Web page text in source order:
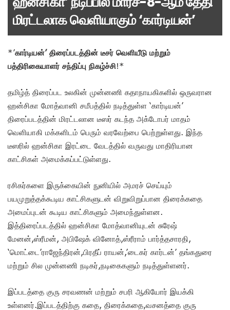
மிரட்டலாக வெளியாகும் ‘கார்டியன்’
*’கார்டியன்’ திரைப்படத்தின் டீசர் வெளியீடு மற்றும்
பத்திரிகையாளர் சந்திப்பு நிகழ்ச்சி!*
தமிழ்த் திரைப்பட உலகின் முன்னணி கதாநாயகிகளில் ஒருவரான
ஹன்சிகா மோத்வானி சமீபத்தில் நடித்துள்ள ‘கார்டியன்’
திரைப்படத்தின் மிரட்டலான டீஸர் கடந்த அக்டோபர் மாதம்
வெளியாகி மக்களிடம் பெரும் வரவேற்பை பெற்றுள்ளது. இந்த
டீஸரில் ஹன்சிகா இரட்டை வேடத்தில் வருவது மாதிரியான
காட்சிகள் அமைக்கப்பட்டுள்ளது.
ரசிகர்களை இருக்கையின் நுனியில் அமரச் செய்யும்
பயமுறுத்தக்கூடிய காட்சிகளுடன் விறுவிறுப்பான திரைக்கதை
அமைப்புடன் கூடிய காட்சிகளும் அமைந்துள்ளன.
இத்திரைப்படத்தில் ஹன்சிகா மோத்வானியுடன் சுரேஷ்
மேனன்,ஸ்ரீமன், அபிஷேக் வினோத்,ஸ்ரீராம் பார்த்தசாரதி,
‘மொட்டை’ராஜேந்திரன்,பிரதீப் ராயன்,’டைகர் கார்டன்’ தங்கதுரை
மற்றும் சில முன்னணி நடிகர்,நடிகைகளும் நடித்துள்ளனர்.
இப்படத்தை குரு சரவணன் மற்றும் சபரி ஆகியோர் இயக்கி
உள்ளனர்.இப்படத்திற்கு கதை, திரைக்கதை,வசனத்தை குரு